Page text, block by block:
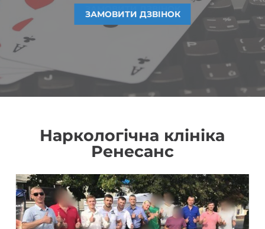
ЗАМОВИТИ ДЗВІНОК
Наркологічна клініка
Ренесанс